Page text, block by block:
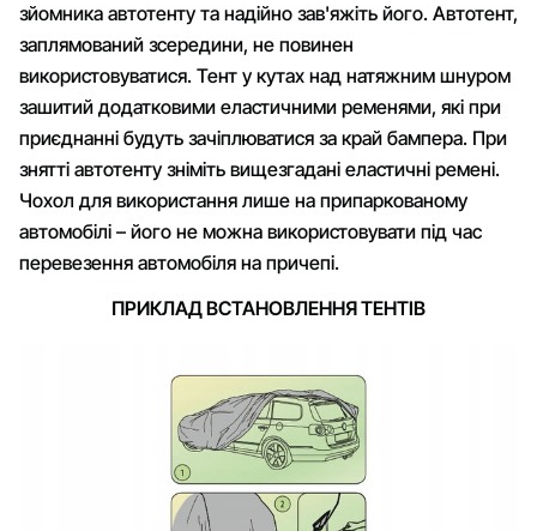
зйомника автотенту та надійно зав'яжіть його. Автотент,
заплямований зсередини, не повинен
використовуватися. Тент у кутах над натяжним шнуром
зашитий додатковими еластичними ременями, які при
приєднанні будуть зачіплюватися за край бампера. При
знятті автотенту зніміть вищезгадані еластичні ремені.
Чохол для використання лише на припаркованому
автомобілі – його не можна використовувати під час
перевезення автомобіля на причепі.
ПРИКЛАД ВСТАНОВЛЕННЯ ТЕНТІВ